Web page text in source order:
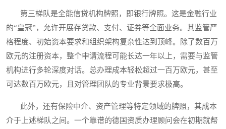
第三梯队是全能信贷机构牌照，即银行牌照。这是金融行业
的“皇冠”，允许开展存贷款、支付、证券等全面业务。其监管严
格程度、初始资本要求和组织架构复杂性达到顶峰。除了数百万
欧元的注册资本，整个申请流程可能长达一年以上，需要与监管
机构进行多轮深度对话。总办理成本轻松超过一百万欧元，甚至
可达数百万欧元，且对管理团队的专业背景要求极高。
此外，还有保险中介、资产管理等特定领域的牌照，其成本
介于上述梯队之间。一个靠谱的德国资质办理顾问会在初期就帮